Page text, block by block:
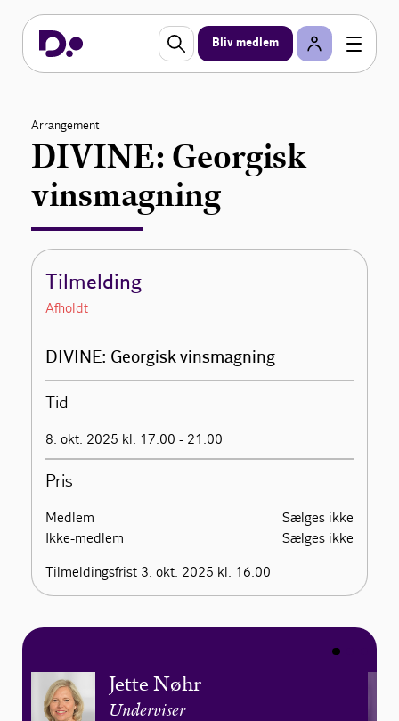
Bliv medlem
Arrangement
DIVINE: Georgisk
vinsmagning
Tilmelding
Afholdt
DIVINE: Georgisk vinsmagning
Tid
8. okt. 2025 kl. 17.00 - 21.00
Pris
Medlem
Sælges ikke
Ikke-medlem
Sælges ikke
Tilmeldingsfrist 3. okt. 2025 kl. 16.00
Jette Nøhr
Underviser